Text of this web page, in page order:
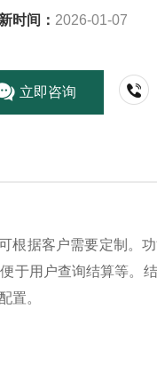
时间： 2026-01-07
立即咨询
据客户需要定制。
于用户查询结算等。
置。